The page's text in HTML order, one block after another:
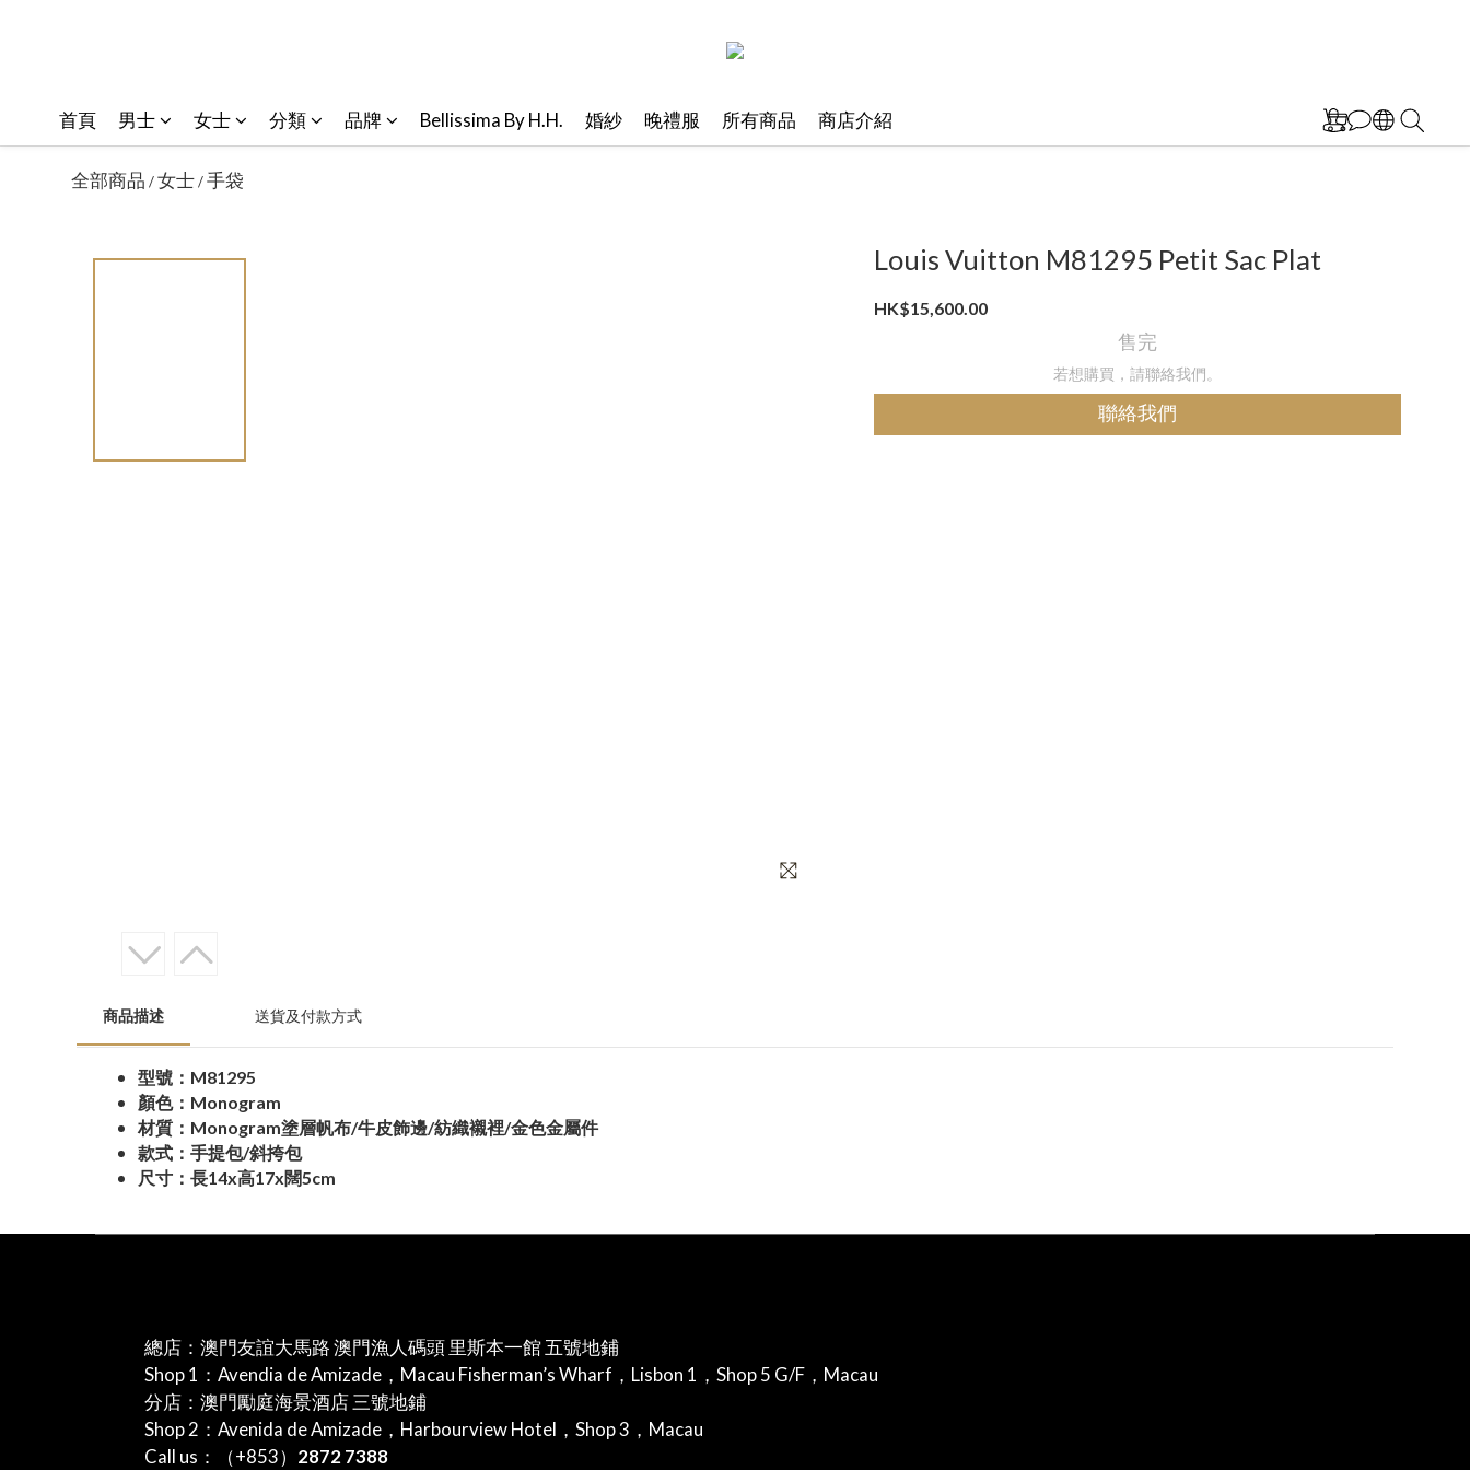
首頁 男士 女士 分類 品牌 Bellissima By H.H. 婚紗 晚禮服 所有商品 商店介紹
全部商品 /女士/手袋
Louis Vuitton M81295 Petit Sac Plat
HK$15,600.00
售完
若想購買，請聯絡我們。
聯絡我們
商品描述 送貨及付款方式
型號：M81295
顏色：Monogram
材質：Monogram塗層帆布/牛皮飾邊/紡織襯裡/金色金屬件
款式：手提包/斜挎包
尺寸：長14x高17x闊5cm
總店：澳門友誼大馬路 澳門漁人碼頭 里斯本一館 五號地鋪
Shop 1：Avendia de Amizade，Macau Fisherman’s Wharf，Lisbon 1，Shop 5 G/F，Macau
分店：澳門勵庭海景酒店 三號地鋪
Shop 2：Avenida de Amizade，Harbourview Hotel，Shop 3，Macau
Call us：（+853） 2872 7388